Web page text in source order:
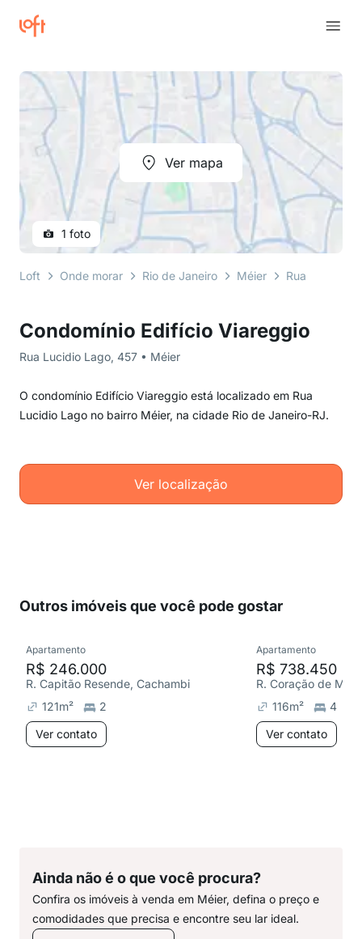
Condomínio Edifício Viareggio
Rua Lucidio Lago, 457 • Méier
O condomínio Edifício Viareggio está localizado em Rua
Lucidio Lago no bairro Méier, na cidade Rio de Janeiro-RJ.
Ver localização
Ver mapa
1 foto
Loft Onde morar Rio de Janeiro Méier Rua Lucidio
Outros imóveis que você pode gostar
Apartamento
R$ 246.000
R. Capitão Resende, Cachambi
121m²
2
Ver contato
Apartamento
R$ 738.450
R. Coração de
116m²
4
Ver contato
Ainda não é o que você procura?
Confira os imóveis à venda em Méier, defina o preço e
comodidades que precisa e encontre seu lar ideal.